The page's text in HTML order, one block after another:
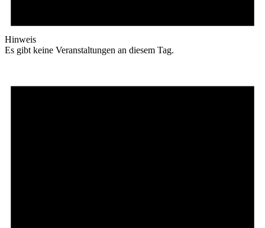
Hinweis
Es gibt keine Veranstaltungen an diesem Tag.